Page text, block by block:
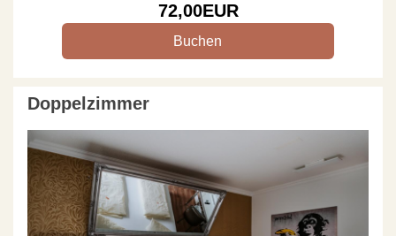
72,00EUR
Doppelzimmer
Previous